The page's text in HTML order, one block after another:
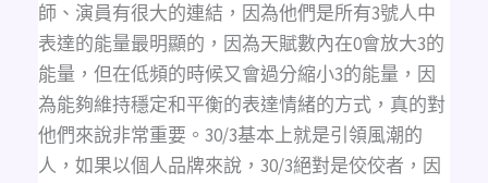
師、演員有很大的連結，因為他們是所有3號人中
表達的能量最明顯的，因為天賦數內在0會放大3的
能量，但在低頻的時候又會過分縮小3的能量，因
為能夠維持穩定和平衡的表達情緒的方式，真的對
他們來說非常重要。30/3基本上就是引領風潮的
人，如果以個人品牌來說，30/3絕對是佼佼者，因